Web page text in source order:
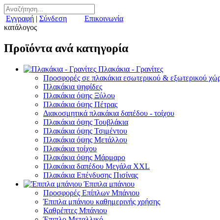
Εγγραφή | Σύνδεση
Επικοινωνία
κατάλογος
Προϊόντα ανά κατηγορία
Πλακάκια - Γρανίτες
Προσφορές σε πλακάκια εσωτερικού & εξωτερικού
Πλακάκια ψηφίδες
Πλακάκια όψης Ξύλου
Πλακάκια όψης Πέτρας
Διακοσμητικά πλακάκια δαπέδου - τοίχου
Πλακάκια όψης Τουβλάκια
Πλακάκια όψης Τσιμέντου
Πλακάκια όψης Μετάλλου
Πλακάκια τοίχου
Πλακάκια όψης Μάρμαρο
Πλακάκια δαπέδου Μεγάλα XXL
Πλακάκια Επένδυσης Πισίνας
Έπιπλα μπάνιου
Προσφορές Επίπλων Μπάνιου
Έπιπλα μπάνιου καθημερινής χρήσης
Καθρέπτες Μπάνιου